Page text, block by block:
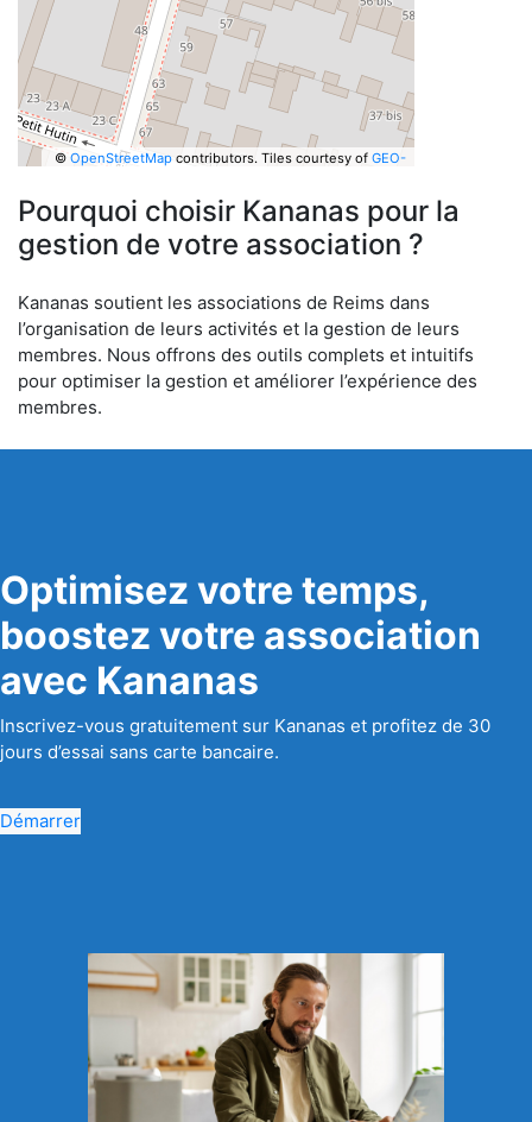
©OpenStreetMapcontributors. Tiles courtesy of GEO-
Pourquoi choisir Kananas pour la
gestion de votre association ?
Kananas soutient les associations de Reims dans
l’organisation de leurs activités et la gestion de leurs
membres. Nous offrons des outils complets et intuitifs
pour optimiser la gestion et améliorer l’expérience des
membres.
Optimisez votre temps,
boostez votre association
avec Kananas
Inscrivez-vous gratuitement sur Kananas et profitez de 30
jours d’essai sans carte bancaire.
Démarrer